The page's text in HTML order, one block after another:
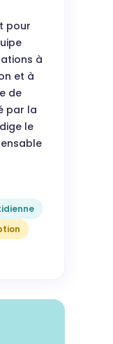
pour
à
et à
de
par la
le